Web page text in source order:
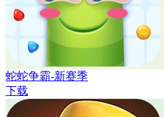
蛇蛇争霸-新赛季
下载